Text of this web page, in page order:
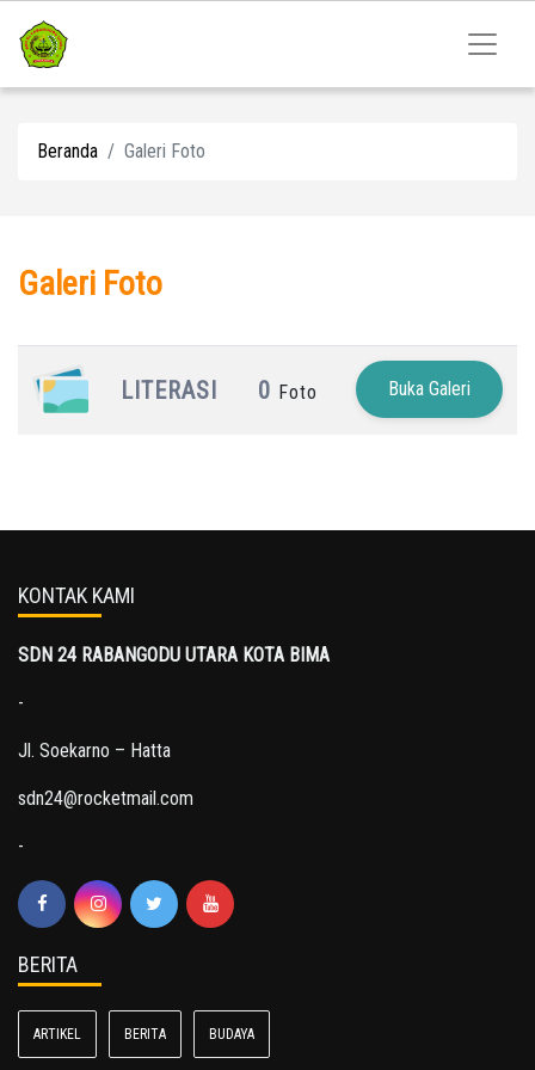
Beranda Galeri Foto
Galeri Foto
LITERASI 0 Foto Buka Galeri
KONTAK KAMI
SDN 24 RABANGODU UTARA KOTA BIMA
-
Jl. Soekarno – Hatta
sdn24@rocketmail.com
-
BERITA
ARTIKEL BERITA BUDAYA